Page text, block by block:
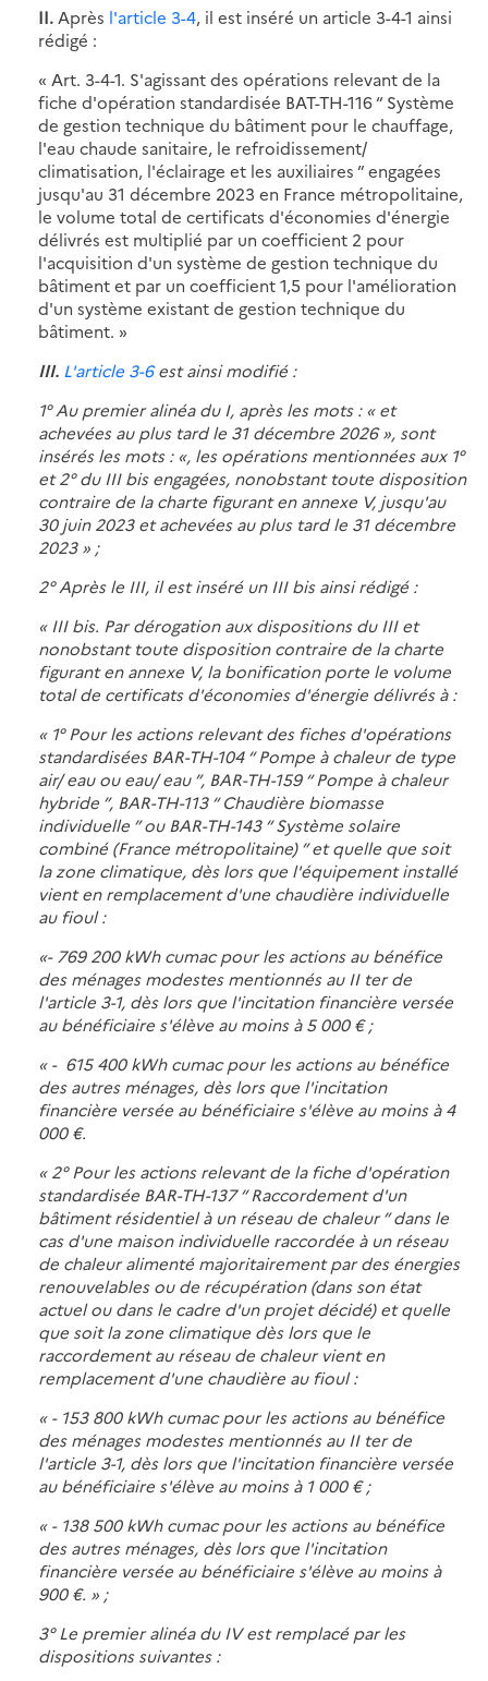
II. Après l'article 3-4, il est inséré un article 3-4-1 ainsi
rédigé :
« Art. 3-4-1. S'agissant des opérations relevant de la
fiche d'opération standardisée BAT-TH-116 “ Système
de gestion technique du bâtiment pour le chauffage,
l'eau chaude sanitaire, le refroidissement/
climatisation, l'éclairage et les auxiliaires ” engagées
jusqu'au 31 décembre 2023 en France métropolitaine,
le volume total de certificats d'économies d'énergie
délivrés est multiplié par un coefficient 2 pour
l'acquisition d'un système de gestion technique du
bâtiment et par un coefficient 1,5 pour l'amélioration
d'un système existant de gestion technique du
bâtiment. »
III. L'article 3-6est ainsi modifié :
1° Au premier alinéa du I, après les mots : « et
achevées au plus tard le 31 décembre 2026 », sont
insérés les mots : «, les opérations mentionnées aux 1°
et 2° du III bis engagées, nonobstant toute disposition
contraire de la charte figurant en annexe V, jusqu'au
30 juin 2023 et achevées au plus tard le 31 décembre
2023 » ;
2° Après le III, il est inséré un III bis ainsi rédigé :
« III bis. Par dérogation aux dispositions du III et
nonobstant toute disposition contraire de la charte
figurant en annexe V, la bonification porte le volume
total de certificats d'économies d'énergie délivrés à :
« 1° Pour les actions relevant des fiches d'opérations
standardisées BAR-TH-104 “ Pompe à chaleur de type
air/ eau ou eau/ eau ”, BAR-TH-159 “ Pompe à chaleur
hybride ”, BAR-TH-113 “ Chaudière biomasse
individuelle ” ou BAR-TH-143 “ Système solaire
combiné (France métropolitaine) ” et quelle que soit
la zone climatique, dès lors que l'équipement installé
vient en remplacement d'une chaudière individuelle
au fioul :
«- 769 200 kWh cumac pour les actions au bénéfice
des ménages modestes mentionnés au II ter de
l'article 3-1, dès lors que l'incitation financière versée
au bénéficiaire s'élève au moins à 5 000 € ;
« - 615 400 kWh cumac pour les actions au bénéfice
des autres ménages, dès lors que l'incitation
financière versée au bénéficiaire s'élève au moins à 4
000 €.
« 2° Pour les actions relevant de la fiche d'opération
standardisée BAR-TH-137 “ Raccordement d'un
bâtiment résidentiel à un réseau de chaleur ” dans le
cas d'une maison individuelle raccordée à un réseau
de chaleur alimenté majoritairement par des énergies
renouvelables ou de récupération (dans son état
actuel ou dans le cadre d'un projet décidé) et quelle
que soit la zone climatique dès lors que le
raccordement au réseau de chaleur vient en
remplacement d'une chaudière au fioul :
« - 153 800 kWh cumac pour les actions au bénéfice
des ménages modestes mentionnés au II ter de
l'article 3-1, dès lors que l'incitation financière versée
au bénéficiaire s'élève au moins à 1 000 € ;
« - 138 500 kWh cumac pour les actions au bénéfice
des autres ménages, dès lors que l'incitation
financière versée au bénéficiaire s'élève au moins à
900 €. » ;
3° Le premier alinéa du IV est remplacé par les
dispositions suivantes :